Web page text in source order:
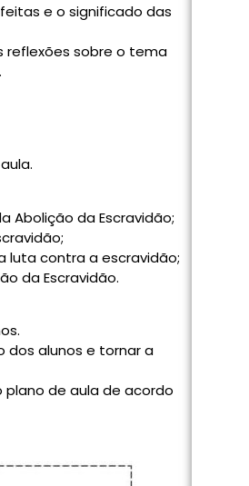
e o significado das
reflexões sobre o tema
Abolição da Escravidão;
luta contra a escravidão;
da Escravidão.
dos alunos e tornar a
de aula de acordo